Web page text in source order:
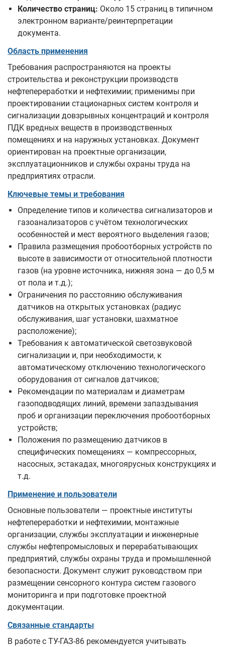
Количество страниц: Около 15 страниц в типичном
электронном варианте/реинтерпретации
документа.
Область применения
Требования распространяются на проекты
строительства и реконструкции производств
нефтепереработки и нефтехимии; применимы при
проектировании стационарных систем контроля и
сигнализации довзрывных концентраций и контроля
ПДК вредных веществ в производственных
помещениях и на наружных установках. Документ
ориентирован на проектные организации,
эксплуатационников и службы охраны труда на
предприятиях отрасли.
Ключевые темы и требования
Определение типов и количества сигнализаторов и
газоанализаторов с учётом технологических
особенностей и мест вероятного выделения газов;
Правила размещения пробоотборных устройств по
высоте в зависимости от относительной плотности
газов (на уровне источника, нижняя зона — до 0,5 м
от пола и т.д.);
Ограничения по расстоянию обслуживания
датчиков на открытых установках (радиус
обслуживания, шаг установки, шахматное
расположение);
Требования к автоматической светозвуковой
сигнализации и, при необходимости, к
автоматическому отключению технологического
оборудования от сигналов датчиков;
Рекомендации по материалам и диаметрам
газоподводящих линий, времени запаздывания
проб и организации переключения пробоотборных
устройств;
Положения по размещению датчиков в
специфических помещениях — компрессорных,
насосных, эстакадах, многоярусных конструкциях и
т.д.
Применение и пользователи
Основные пользователи — проектные институты
нефтепереработки и нефтехимии, монтажные
организации, службы эксплуатации и инженерные
службы нефтепромысловых и перерабатывающих
предприятий, службы охраны труда и промышленной
безопасности. Документ служит руководством при
размещении сенсорного контура систем газового
мониторинга и при подготовке проектной
документации.
Связанные стандарты
В работе с ТУ-ГАЗ-86 рекомендуется учитывать